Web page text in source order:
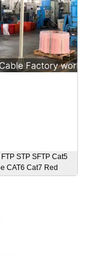
FTP STP SFTP Cat5
CAT6 Cat7 Red
interior Cable de